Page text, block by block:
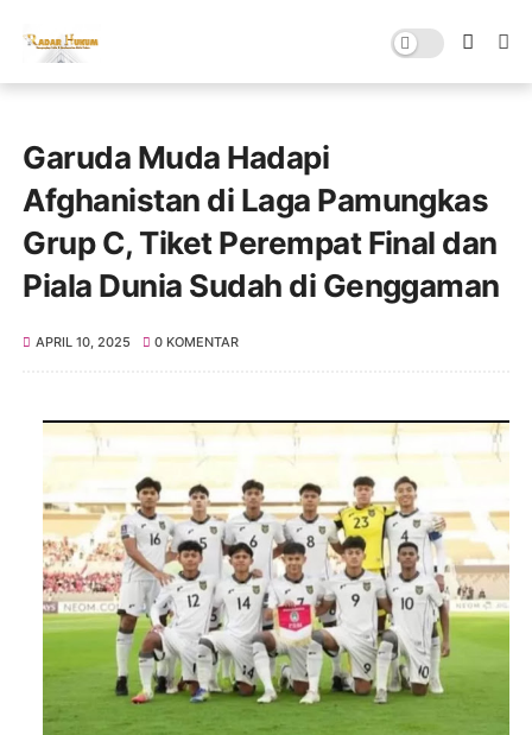
Garuda Muda Hadapi
Afghanistan di Laga Pamungkas
Grup C, Tiket Perempat Final dan
Piala Dunia Sudah di Genggaman
APRIL 10, 2025 0 KOMENTAR